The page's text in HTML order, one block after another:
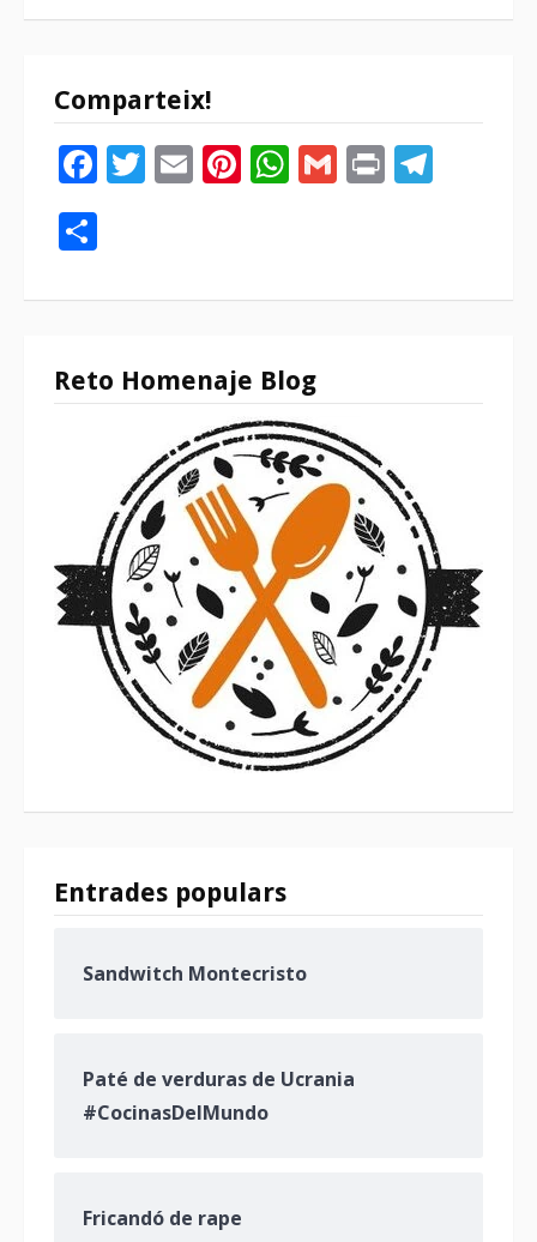
Comparteix!
Facebook
Twitter
EmailPinterest
WhatsApp
Gmail
Print
Reto Homenaje Blog
Entrades populars
Sandwitch Montecristo
Paté de verduras de Ucrania
#CocinasDelMundo
Fricandó de rape